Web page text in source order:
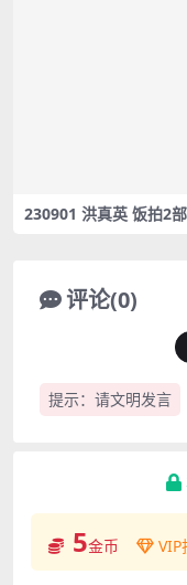
230901 洪真英 饭拍2
评论(0)
提示：请文明发言
5金币 VIP